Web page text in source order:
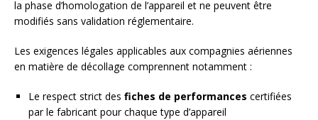
la phase d’homologation de l’appareil et ne peuvent être
modifiés sans validation réglementaire.
Les exigences légales applicables aux compagnies aériennes
en matière de décollage comprennent notamment :
Le respect strict des fiches de performances certifiées
par le fabricant pour chaque type d’appareil